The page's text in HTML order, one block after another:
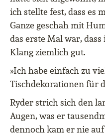
ich stellte fest, dass es
Ganze geschah mit
das erste Mal war,
Klang ziemlich gut.
»Ich habe einfach zu
Tischdekorationen für
Ryder strich sich den
Augen, was er
dennoch kam er nie